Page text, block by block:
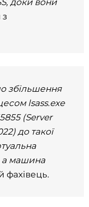
доки вони
збільшення
lsass.exe
(Server
до такої
а машина
фахівець.